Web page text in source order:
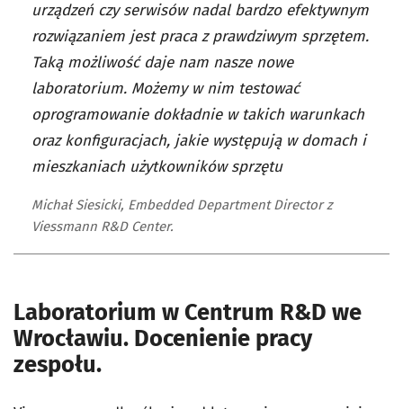
urządzeń czy serwisów nadal bardzo efektywnym
rozwiązaniem jest praca z prawdziwym sprzętem.
Taką możliwość daje nam nasze nowe
laboratorium. Możemy w nim testować
oprogramowanie dokładnie w takich warunkach
oraz konfiguracjach, jakie występują w domach i
mieszkaniach użytkowników sprzętu
Michał Siesicki, Embedded Department Director z
Viessmann R&D Center.
Laboratorium w Centrum R&D we
Wrocławiu. Docenienie pracy
zespołu.